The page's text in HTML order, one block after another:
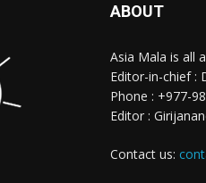
ABOUT
Asia Mala is all
Editor-in-chief :
Phone : +977-
Editor :
Contact us: